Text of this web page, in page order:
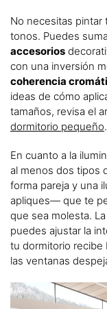
No necesitas pintar
tonos. Puedes
accesorios
con una inversión
coherencia
ideas de cómo
tamaños, revisa el
dormitorio pequeño.
En cuanto a la
al menos dos tipos
forma pareja y una
apliques— que te
que sea molesta.
puedes ajustar la
tu dormitorio recibe
las ventanas